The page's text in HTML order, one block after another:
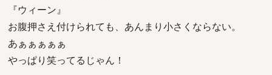
『ウィーン』
お腹押さえ付けられても、あんまり小さくならない。
あぁぁぁぁぁ
やっぱり笑ってるじゃん！